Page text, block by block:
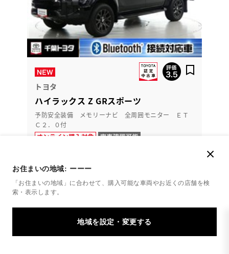
お住まいの地域: ーーー
「お住まいの地域」に合わせて、購入可能な車両やお近くの店舗を検
索・表示します。
トヨタ
ハイラックス Z GRスポーツ
予防安全装備 メモリーナビ 全周囲モニター ＥＴ
Ｃ２．０付
支払総額 427.6
車両価格 418万円 諸費用 9.6万円
※ 価格は展示店にて8月登録の場合
残価設定型プラン